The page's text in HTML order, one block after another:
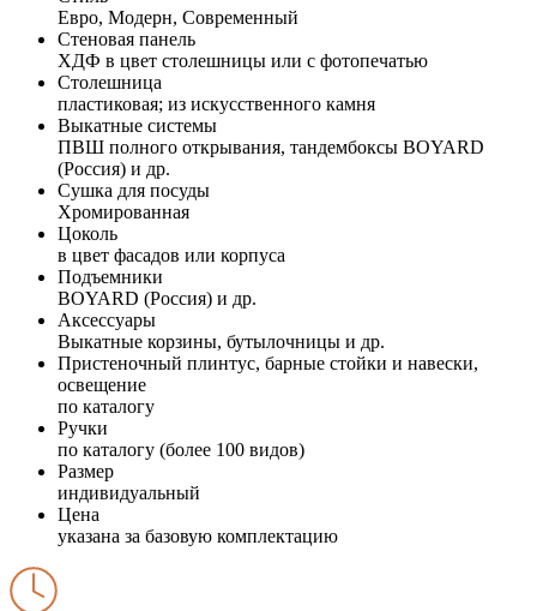
Евро, Модерн, Современный
Стеновая панель
ХДФ в цвет столешницы или с фотопечатью
Столешница
пластиковая; из искусственного камня
Выкатные системы
ПВШ полного открывания, тандембоксы BOYARD
(Россия) и др.
Сушка для посуды
Хромированная
Цоколь
в цвет фасадов или корпуса
Подъемники
BOYARD (Россия) и др.
Аксессуары
Выкатные корзины, бутылочницы и др.
Пристеночный плинтус, барные стойки и навески,
освещение
по каталогу
Ручки
по каталогу (более 100 видов)
Размер
индивидуальный
Цена
указана за базовую комплектацию